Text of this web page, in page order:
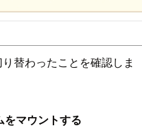
替わったことを確認しま
マウントする